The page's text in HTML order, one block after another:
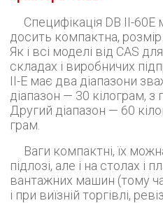
Специфікація DB II-60E має масу 12,3 кілограма,
досить компактна,
Як і всі моделі від CAS
складах і виробничих
II-E має два діапазони
діапазон — 30 кілограм,
Другий діапазон — 60
грам.
Ваги компактні, їх можна ставити не тільки на
підлозі, але і на столах і
вантажних машин (тому
і при виїзній торгівлі,